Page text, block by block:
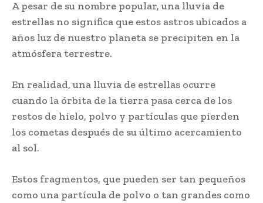
A pesar de su nombre popular, una lluvia de
estrellas no significa que estos astros ubicados a
años luz de nuestro planeta se precipiten en la
atmósfera terrestre.
En realidad, una lluvia de estrellas ocurre
cuando la órbita de la tierra pasa cerca de los
restos de hielo, polvo y partículas que pierden
los cometas después de su último acercamiento
al sol.
Estos fragmentos, que pueden ser tan pequeños
como una partícula de polvo o tan grandes como